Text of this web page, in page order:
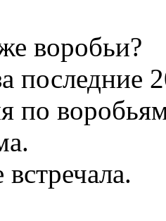
воробьи?
последние
по